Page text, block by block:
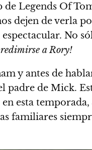
de Legends Of
dejen de verla
No
redimirse a Rory!
y antes de
padre de Mick.
en esta temporada,
familiares